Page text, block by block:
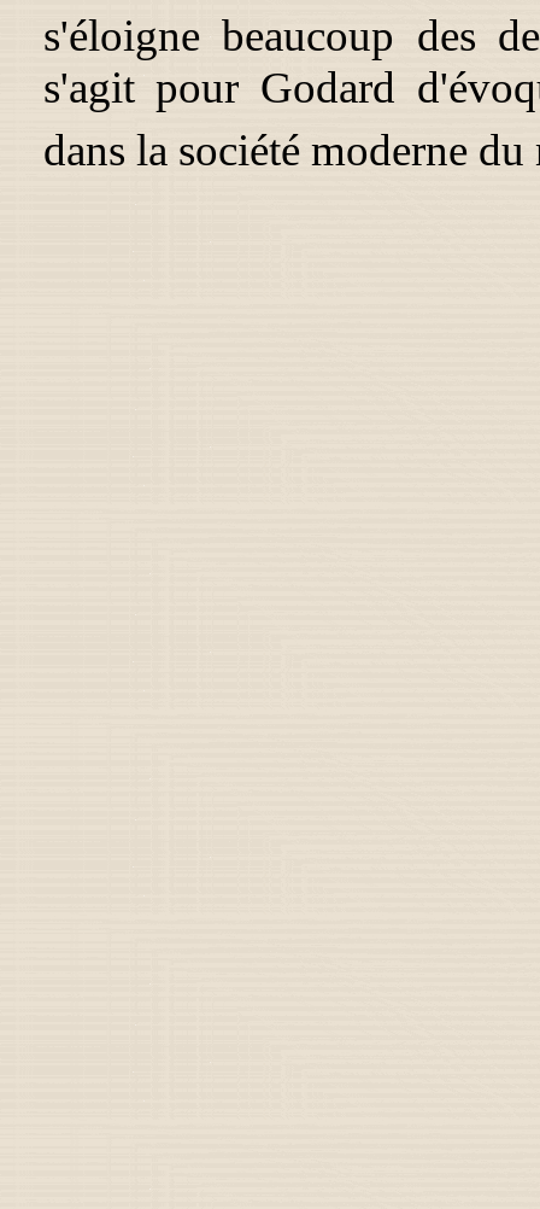
s'éloigne beaucoup des
s'agit pour Godard
dans la société moderne